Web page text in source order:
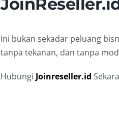
Ini bukan sekadar peluang
tanpa tekanan, dan tanpa
Hubungi Joinreseller.id